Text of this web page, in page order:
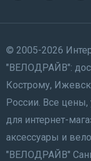
© 2005-2026
"ВЕЛОДРАЙВ":
Кострому,
России. Все цены,
для интернет-
аксессуары и
"ВЕЛОДРАЙВ"